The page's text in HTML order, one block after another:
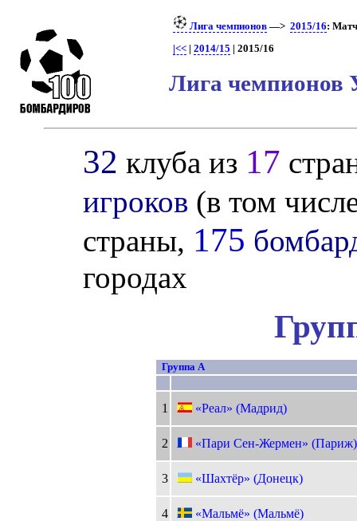
Лига чемпионов—> 2015/16:
|<<| 2014/15 | 2015/16
Лига чемпионов
32 клуба из 17
игроков (в том
страны, 175
городах
Группа A
1 «Реал» (Мадрид)
2 «Пари Сен-Жермен» (Париж)
3 «Шахтёр» (Донецк)
4 «Мальмё» (Мальмё)